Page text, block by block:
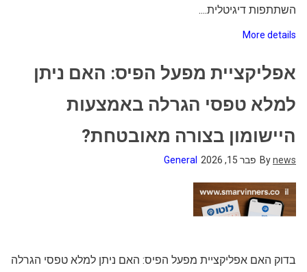
השתתפות דיגיטלית....
More details
אפליקציית מפעל הפיס: האם ניתן
למלא טפסי הגרלה באמצעות
היישומון בצורה מאובטחת?
Bynews פבר 15, 2026 General
בדוק האם אפליקציית מפעל הפיס: האם ניתן למלא טפסי הגרלה